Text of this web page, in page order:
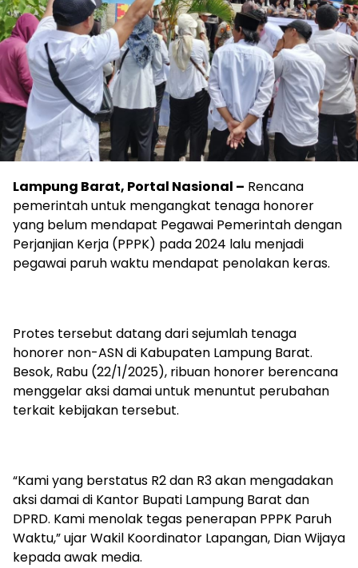
Lampung Barat, Portal Nasional – Rencana
pemerintah untuk mengangkat tenaga honorer
yang belum mendapat Pegawai Pemerintah dengan
Perjanjian Kerja (PPPK) pada 2024 lalu menjadi
pegawai paruh waktu mendapat penolakan keras.
Protes tersebut datang dari sejumlah tenaga
honorer non-ASN di Kabupaten Lampung Barat.
Besok, Rabu (22/1/2025), ribuan honorer berencana
menggelar aksi damai untuk menuntut perubahan
terkait kebijakan tersebut.
“Kami yang berstatus R2 dan R3 akan mengadakan
aksi damai di Kantor Bupati Lampung Barat dan
DPRD. Kami menolak tegas penerapan PPPK Paruh
Waktu,” ujar Wakil Koordinator Lapangan, Dian Wijaya
kepada awak media.